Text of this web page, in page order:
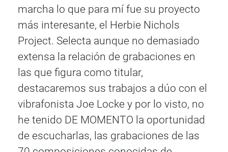
marcha lo que para mí fue su proyecto
más interesante, el Herbie Nichols
Project. Selecta aunque no demasiado
extensa la relación de grabaciones en
las que figura como titular,
destacaremos sus trabajos a dúo con el
vibrafonista Joe Locke y por lo visto, no
he tenido DE MOMENTO la oportunidad
de escucharlas, las grabaciones de las